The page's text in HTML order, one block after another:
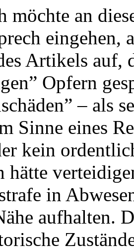
möchte an
eingehen,
Artikels auf,
Opfern
– als
Sinne eines
kein
hätte
in
aufhalten.